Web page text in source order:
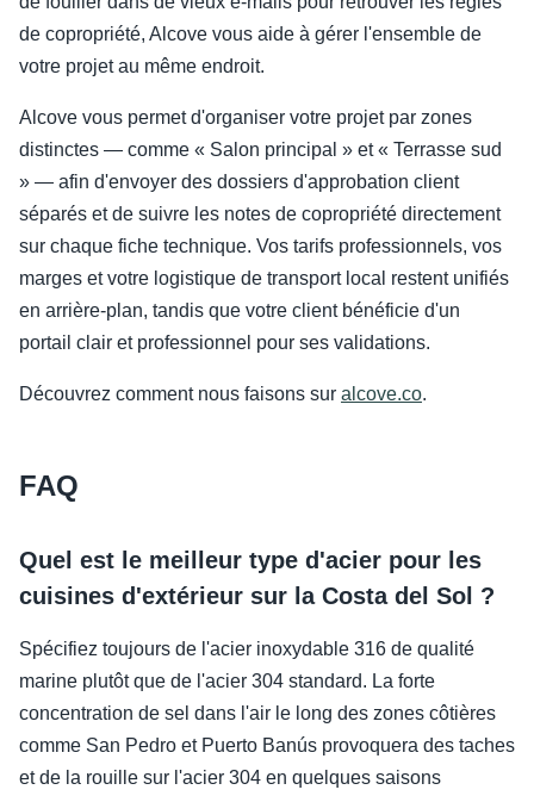
de copropriété, Alcove vous aide à gérer l'ensemble de
votre projet au même endroit.
Alcove vous permet d'organiser votre projet par zones
distinctes — comme « Salon principal » et « Terrasse sud
» — afin d'envoyer des dossiers d'approbation client
séparés et de suivre les notes de copropriété directement
sur chaque fiche technique. Vos tarifs professionnels, vos
marges et votre logistique de transport local restent unifiés
en arrière-plan, tandis que votre client bénéficie d'un
portail clair et professionnel pour ses validations.
Découvrez comment nous faisons sur alcove.co.
FAQ
Quel est le meilleur type d'acier pour les
cuisines d'extérieur sur la Costa del Sol ?
Spécifiez toujours de l'acier inoxydable 316 de qualité
marine plutôt que de l'acier 304 standard. La forte
concentration de sel dans l'air le long des zones côtières
comme San Pedro et Puerto Banús provoquera des taches
et de la rouille sur l'acier 304 en quelques saisons